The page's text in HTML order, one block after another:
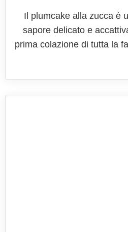
Il plumcake alla zucca è
sapore delicato e
prima colazione di tutta la
regala gioia per il palato e
chiunque lo assaggi.